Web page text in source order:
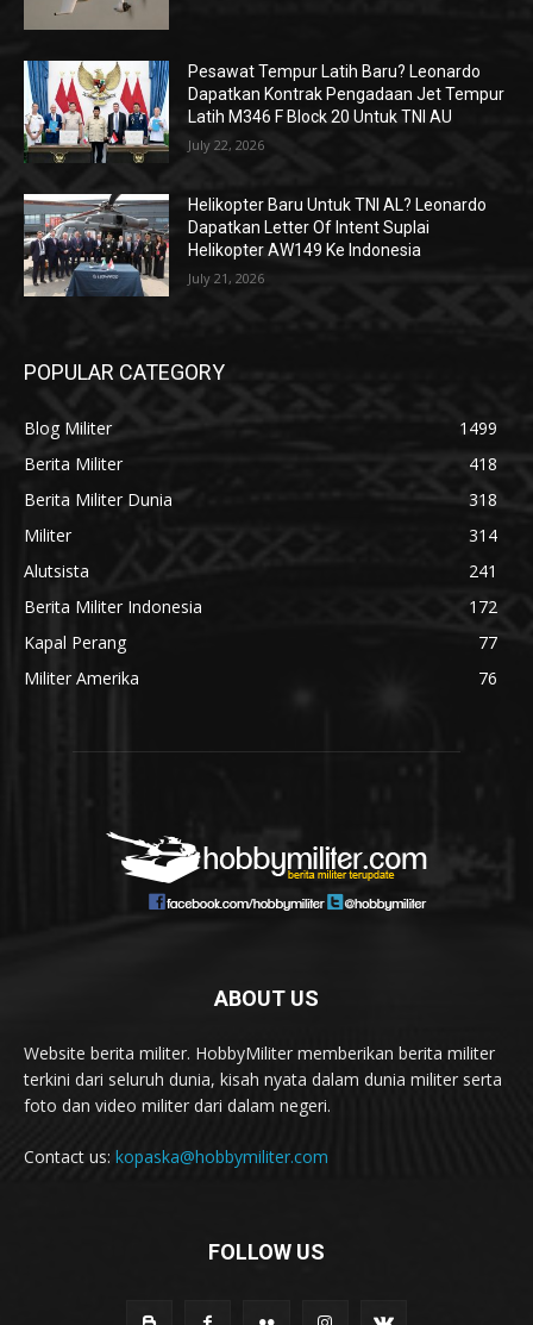
Pesawat Tempur Latih Baru? Leonardo
Dapatkan Kontrak Pengadaan Jet Tempur
Latih M346 F Block 20 Untuk TNI AU
July 22, 2026
Helikopter Baru Untuk TNI AL? Leonardo
Dapatkan Letter Of Intent Suplai
Helikopter AW149 Ke Indonesia
July 21, 2026
POPULAR CATEGORY
Blog Militer
1499
Berita Militer
418
Berita Militer Dunia
318
Militer
314
Alutsista
241
Berita Militer Indonesia
172
Kapal Perang
77
Militer Amerika
76
ABOUT US
Website berita militer. HobbyMiliter memberikan berita militer
terkini dari seluruh dunia, kisah nyata dalam dunia militer serta
foto dan video militer dari dalam negeri.
Contact us: kopaska@hobbymiliter.com
FOLLOW US